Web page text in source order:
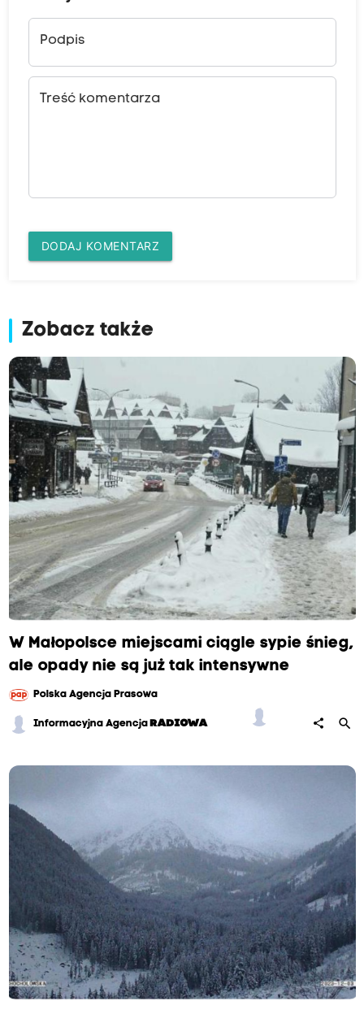
Podpis
Treść komentarza
DODAJ KOMENTARZ
Zobacz także
W Małopolsce miejscami ciągle sypie śnieg,
ale opady nie są już tak intensywne
Polska Agencja Prasowa
Informacyjna Agencja RADIOWA share search